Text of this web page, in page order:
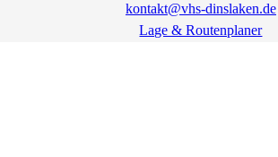
kontakt@vhs-dinslaken.de
Lage & Routenplaner